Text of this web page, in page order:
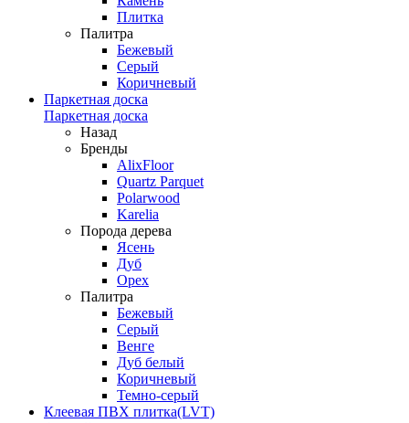
Плитка
Палитра
Бежевый
Серый
Коричневый
Паркетная доска
Паркетная доска
Назад
Бренды
AlixFloor
Quartz Parquet
Polarwood
Karelia
Порода дерева
Ясень
Дуб
Орех
Палитра
Бежевый
Серый
Венге
Дуб белый
Коричневый
Темно-серый
Клеевая ПВХ плитка(LVT)